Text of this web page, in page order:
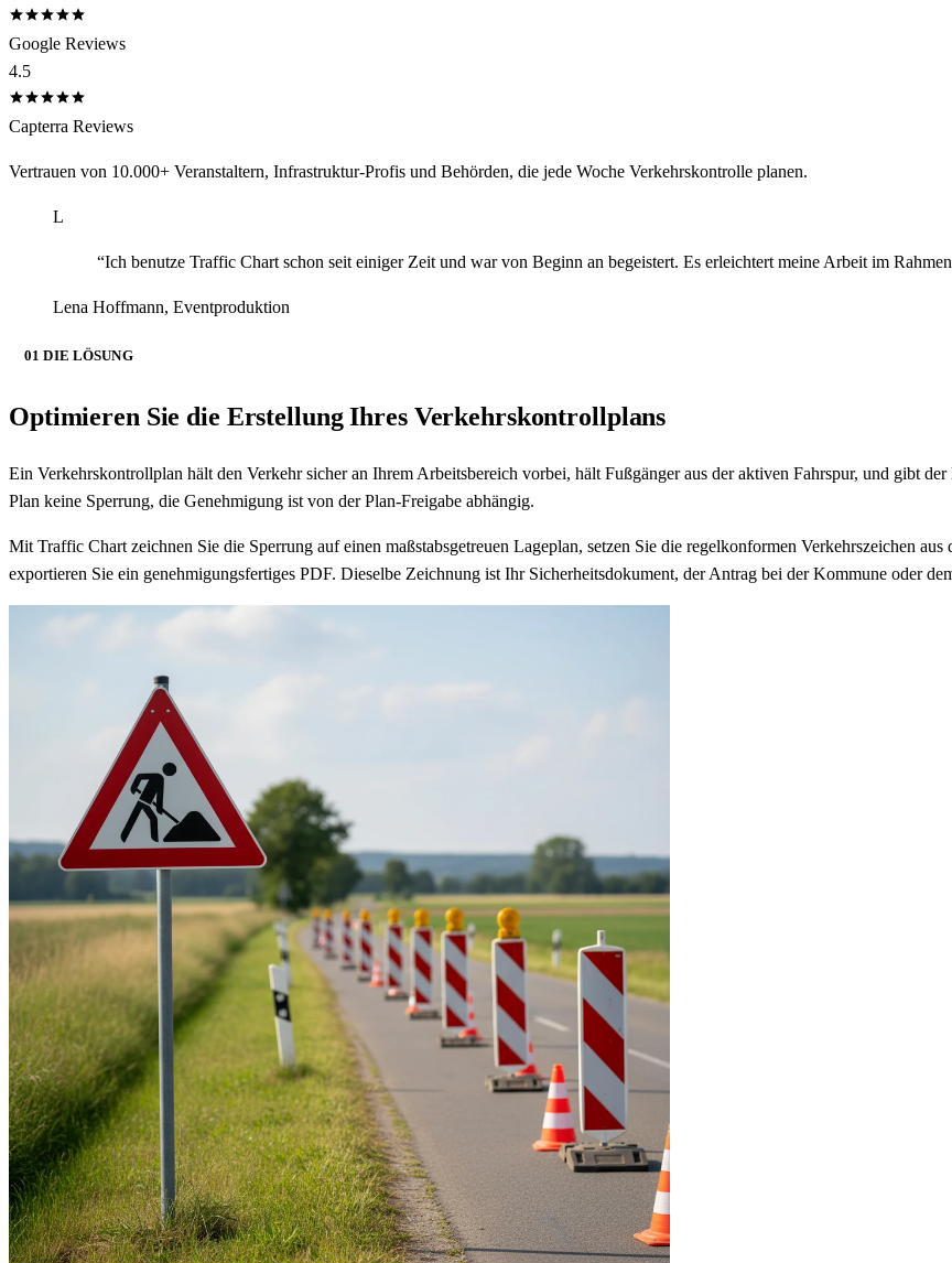
Google Reviews
4.5
Capterra Reviews
Vertrauen von 10.000+ Veranstaltern, Infrastruktur-Profis und Behörden, die jede Woche Verkehrskontrolle planen.
L
“Ich benutze Traffic Chart schon seit einiger Zeit und war von Beginn an begeistert. Es erleichtert meine Arbeit im
Lena Hoffmann, Eventproduktion
01 DIE LÖSUNG
Optimieren Sie die Erstellung Ihres Verkehrskontrollplans
Ein Verkehrskontrollplan hält den Verkehr sicher an Ihrem Arbeitsbereich vorbei, hält Fußgänger aus der aktiven Fahrspur, und gibt
Plan keine Sperrung, die Genehmigung ist von der Plan-Freigabe abhängig.
Mit Traffic Chart zeichnen Sie die Sperrung auf einen maßstabsgetreuen Lageplan, setzen Sie die regelkonformen Verkehrszeichen
exportieren Sie ein genehmigungsfertiges PDF. Dieselbe Zeichnung ist Ihr Sicherheitsdokument, der Antrag bei der Kommune oder